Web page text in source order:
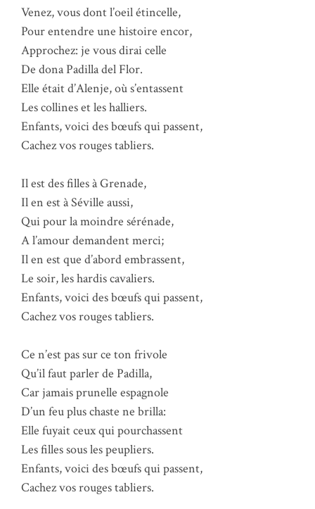
Venez, vous dont l’oeil étincelle,
Pour entendre une histoire encor,
Approchez: je vous dirai celle
De dona Padilla del Flor.
Elle était d’Alenje, où s’entassent
Les collines et les halliers.
Enfants, voici des bœufs qui passent,
Cachez vos rouges tabliers.
Il est des filles à Grenade,
Il en est à Séville aussi,
Qui pour la moindre sérénade,
A l’amour demandent merci;
Il en est que d’abord embrassent,
Le soir, les hardis cavaliers.
Enfants, voici des bœufs qui passent,
Cachez vos rouges tabliers.
Ce n’est pas sur ce ton frivole
Qu’il faut parler de Padilla,
Car jamais prunelle espagnole
D’un feu plus chaste ne brilla:
Elle fuyait ceux qui pourchassent
Les filles sous les peupliers.
Enfants, voici des bœufs qui passent,
Cachez vos rouges tabliers.